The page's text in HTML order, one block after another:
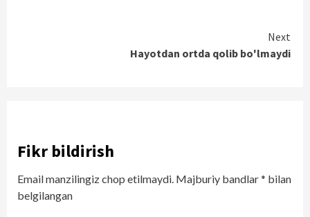
Next
Hayotdan ortda qolib bo'lmaydi
Fikr bildirish
Email manzilingiz chop etilmaydi. Majburiy bandlar* bilan
belgilangan